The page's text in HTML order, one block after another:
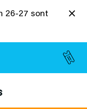
26-27 sont